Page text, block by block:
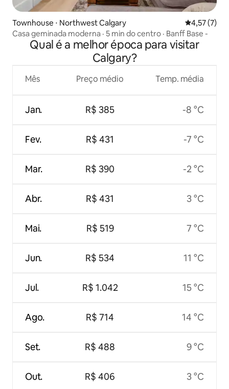
Townhouse ⋅ Northwest Calgary 4,57 de
4,57 (7)
Casa geminada moderna · 5 min do centro · Banff Base -
Qual é a melhor época para visitar
Calgary?
Mês
Jan.
Fev.
Mar.
Abr.
Mai.
Jun.
Jul.
Ago.
Set.
Out.
Preço médio
R$ 385
R$ 431
R$ 390
R$ 431
R$ 519
R$ 534
R$ 1.042
R$ 714
R$ 488
R$ 406
Temp. média
-8 °C
-7 °C
-2 °C
3 °C
7 °C
11 °C
15 °C
14 °C
9 °C
3 °C